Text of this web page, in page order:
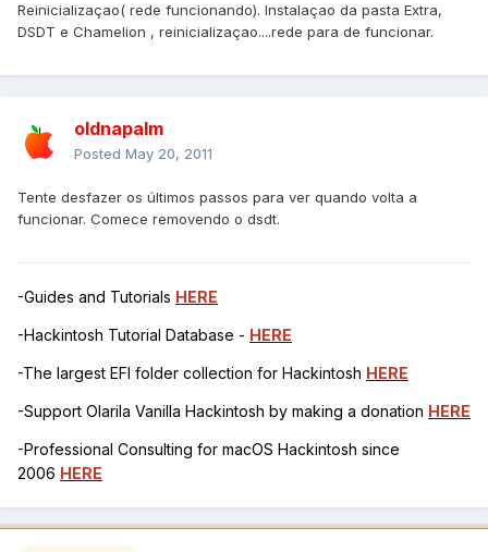
Reinicializaçao( rede funcionando). Instalaçao da pasta Extra,
DSDT e Chamelion , reinicializaçao....rede para de funcionar.
oldnapalm
Posted May 20, 2011
Tente desfazer os últimos passos para ver quando volta a
funcionar. Comece removendo o dsdt.
-Guides and Tutorials HERE
-Hackintosh Tutorial Database - HERE
-The largest EFI folder collection for Hackintosh HERE
-Support Olarila Vanilla Hackintosh by making a donation HERE
-Professional Consulting for macOS Hackintosh since
2006 HERE